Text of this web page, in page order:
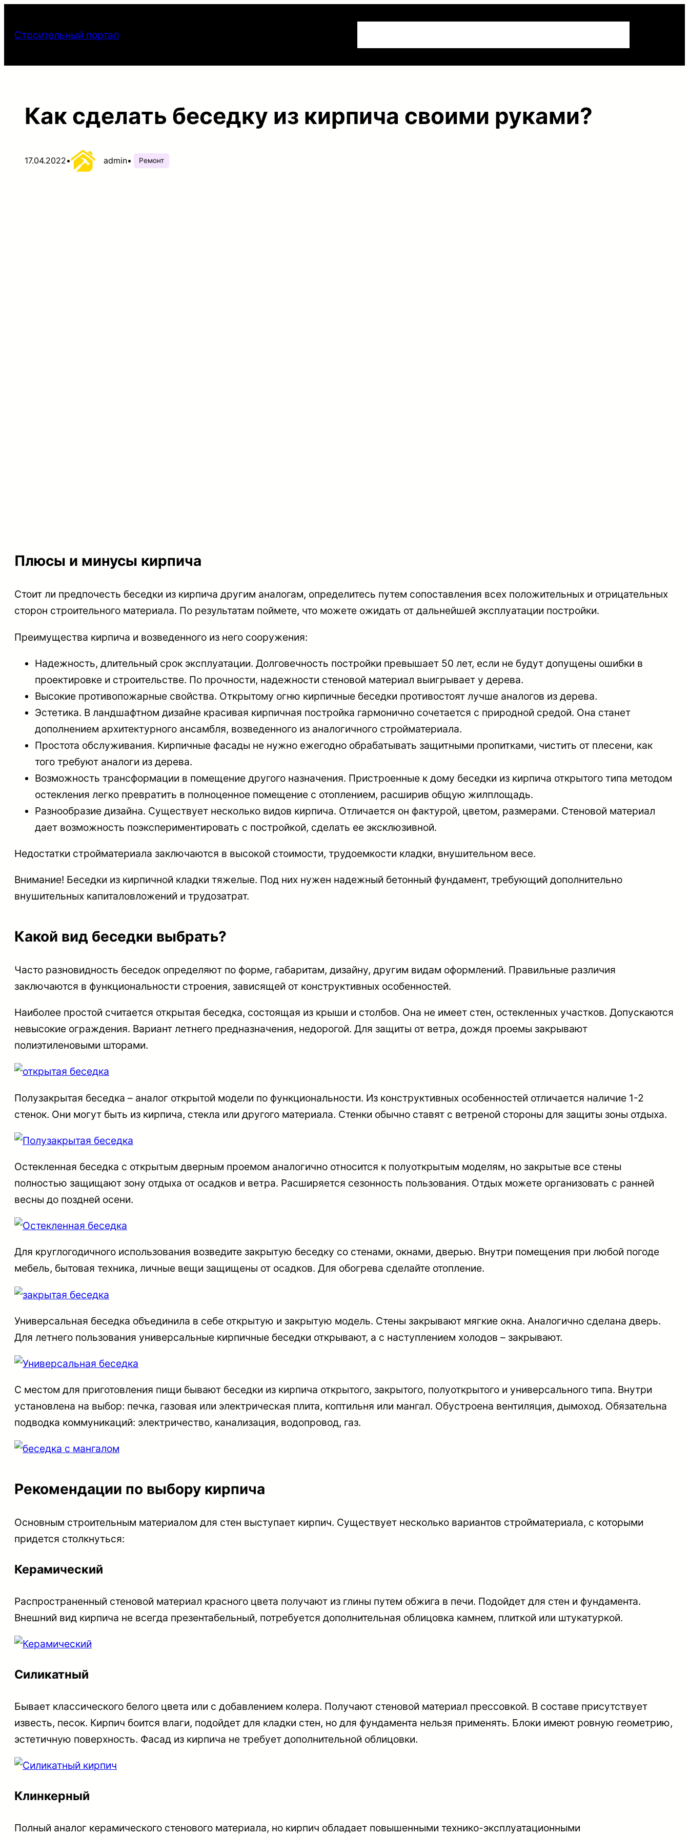
содержимому
Строительный портал
Как сделать беседку из кирпича своими руками?
17.04.2022• admin• Ремонт
Плюсы и минусы кирпича
Стоит ли предпочесть беседки из кирпича другим аналогам, определитесь путем сопоставления всех положительных и отрицательных
сторон строительного материала. По результатам поймете, что можете ожидать от дальнейшей эксплуатации постройки.
Преимущества кирпича и возведенного из него сооружения:
Надежность, длительный срок эксплуатации. Долговечность постройки превышает 50 лет, если не будут допущены ошибки в
проектировке и строительстве. По прочности, надежности стеновой материал выигрывает у дерева.
Высокие противопожарные свойства. Открытому огню кирпичные беседки противостоят лучше аналогов из дерева.
Эстетика. В ландшафтном дизайне красивая кирпичная постройка гармонично сочетается с природной средой. Она станет
дополнением архитектурного ансамбля, возведенного из аналогичного стройматериала.
Простота обслуживания. Кирпичные фасады не нужно ежегодно обрабатывать защитными пропитками, чистить от плесени, как
того требуют аналоги из дерева.
Возможность трансформации в помещение другого назначения. Пристроенные к дому беседки из кирпича открытого типа методом
остекления легко превратить в полноценное помещение с отоплением, расширив общую жилплощадь.
Разнообразие дизайна. Существует несколько видов кирпича. Отличается он фактурой, цветом, размерами. Стеновой материал
дает возможность поэкспериментировать с постройкой, сделать ее эксклюзивной.
Недостатки стройматериала заключаются в высокой стоимости, трудоемкости кладки, внушительном весе.
Внимание! Беседки из кирпичной кладки тяжелые. Под них нужен надежный бетонный фундамент, требующий дополнительно
внушительных капиталовложений и трудозатрат.
Какой вид беседки выбрать?
Часто разновидность беседок определяют по форме, габаритам, дизайну, другим видам оформлений. Правильные различия
заключаются в функциональности строения, зависящей от конструктивных особенностей.
Наиболее простой считается открытая беседка, состоящая из крыши и столбов. Она не имеет стен, остекленных участков. Допускаются
невысокие ограждения. Вариант летнего предназначения, недорогой. Для защиты от ветра, дождя проемы закрывают
полиэтиленовыми шторами.
Полузакрытая беседка – аналог открытой модели по функциональности. Из конструктивных особенностей отличается наличие 1-2
стенок. Они могут быть из кирпича, стекла или другого материала. Стенки обычно ставят с ветреной стороны для защиты зоны отдыха.
Остекленная беседка с открытым дверным проемом аналогично относится к полуоткрытым моделям, но закрытые все стены
полностью защищают зону отдыха от осадков и ветра. Расширяется сезонность пользования. Отдых можете организовать с ранней
весны до поздней осени.
Для круглогодичного использования возведите закрытую беседку со стенами, окнами, дверью. Внутри помещения при любой погоде
мебель, бытовая техника, личные вещи защищены от осадков. Для обогрева сделайте отопление.
Универсальная беседка объединила в себе открытую и закрытую модель. Стены закрывают мягкие окна. Аналогично сделана дверь.
Для летнего пользования универсальные кирпичные беседки открывают, а с наступлением холодов – закрывают.
С местом для приготовления пищи бывают беседки из кирпича открытого, закрытого, полуоткрытого и универсального типа. Внутри
установлена на выбор: печка, газовая или электрическая плита, коптильня или мангал. Обустроена вентиляция, дымоход. Обязательна
подводка коммуникаций: электричество, канализация, водопровод, газ.
Рекомендации по выбору кирпича
Основным строительным материалом для стен выступает кирпич. Существует несколько вариантов стройматериала, с которыми
придется столкнуться:
Керамический
Распространенный стеновой материал красного цвета получают из глины путем обжига в печи. Подойдет для стен и фундамента.
Внешний вид кирпича не всегда презентабельный, потребуется дополнительная облицовка камнем, плиткой или штукатуркой.
Силикатный
Бывает классического белого цвета или с добавлением колера. Получают стеновой материал прессовкой. В составе присутствует
известь, песок. Кирпич боится влаги, подойдет для кладки стен, но для фундамента нельзя применять. Блоки имеют ровную геометрию,
эстетичную поверхность. Фасад из кирпича не требует дополнительной облицовки.
Клинкерный
Полный аналог керамического стенового материала, но кирпич обладает повышенными технико-эксплуатационными